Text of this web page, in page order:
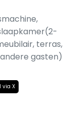
terras,
gasten)
via X